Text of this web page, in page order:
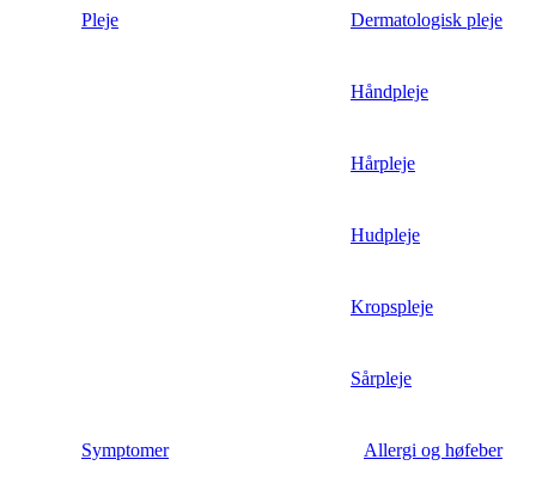
Pleje Dermatologisk pleje
Håndpleje
Hårpleje
Hudpleje
Kropspleje
Sårpleje
Symptomer Allergi og høfeber